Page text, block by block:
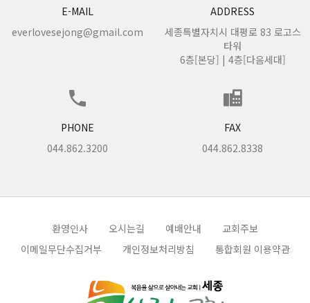
E-MAIL
everlovesejong@gmail.com
ADDRESS
세종특별자치시 대평로 83 로고스
타워
6층[본당] | 4층[다음세대]
PHONE
044.862.3200
FAX
044.862.8338
환영인사 오시는길 예배안내
교회주보
이메일무단수집거부
개인정보처리방침 통합회원 이용약관